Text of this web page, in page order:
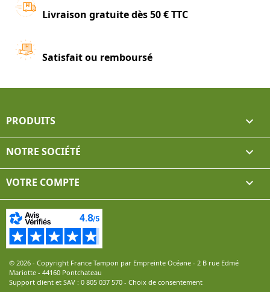
Livraison gratuite dès 50 € TTC
Satisfait ou remboursé
PRODUITS 
NOTRE SOCIÉTÉ 
VOTRE COMPTE 
© 2026 - Copyright France Tampon par Empreinte Océane - 2 B rue Edmé
Mariotte - 44160 Pontchateau
Support client et SAV : 0 805 037 570 - Choix de consentement